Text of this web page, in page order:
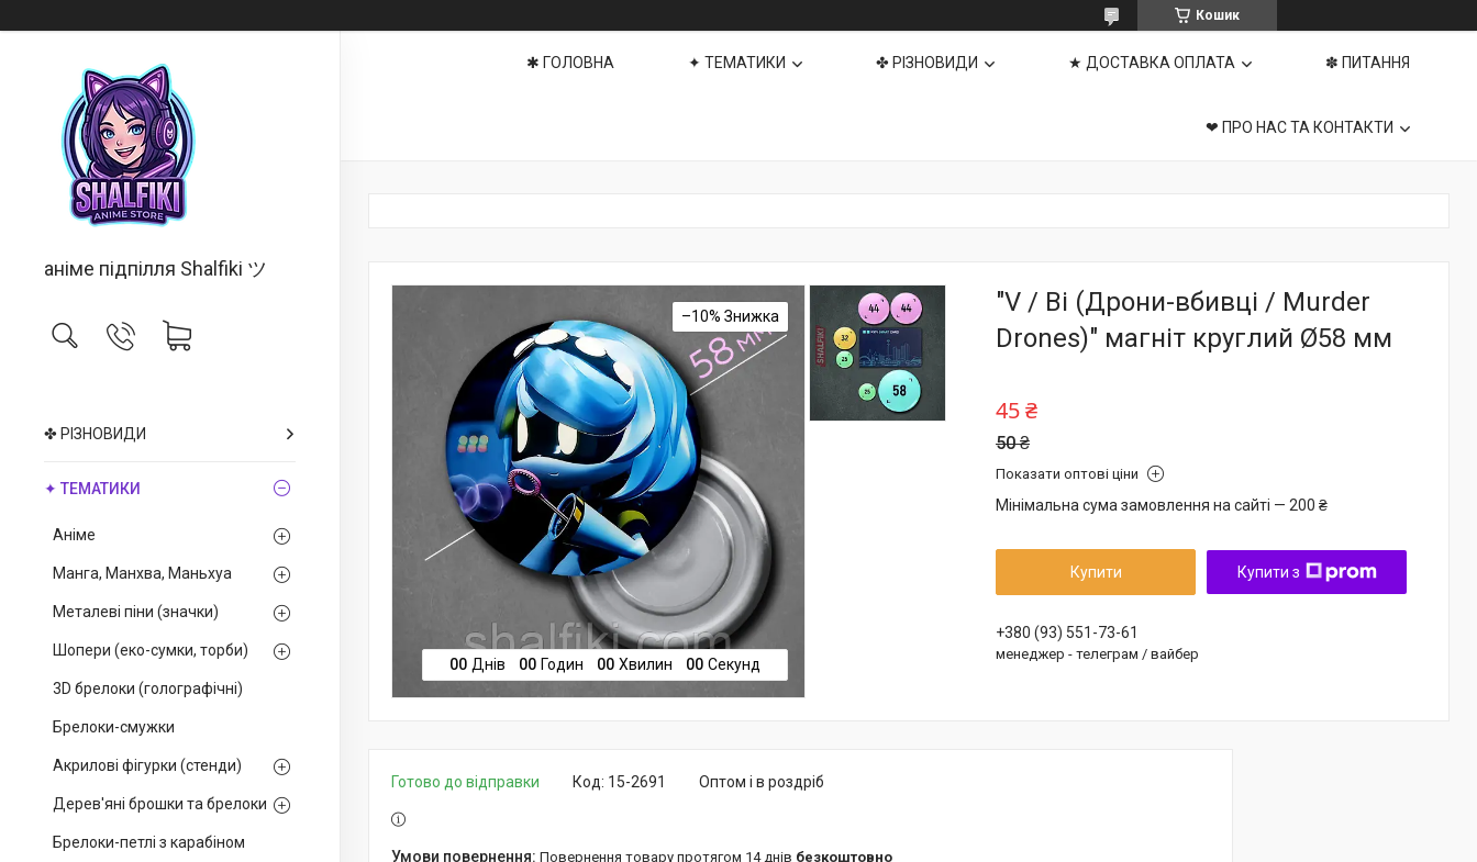
Кошик
аніме підпілля Shalfiki ツ
✤ РІЗНОВИДИ
✦ ТЕМАТИКИ
Аніме
Манга, Манхва, Маньхуа
Металеві піни (значки)
Шопери (еко-сумки, торби)
3D брелоки (голографічні)
Брелоки-смужки
Акрилові фігурки (стенди)
Дерев'яні брошки та брелоки
Брелоки-петлі з карабіном
✱ ГОЛОВНА ✦ ТЕМАТИКИ ✤ РІЗНОВИДИ ★ ДОСТАВКА ОПЛАТА ✽ ПИТАННЯ
❤ ПРО НАС ТА КОНТАКТИ
–10%
00 Днів 00 Годин 00 Хвилин 00 Секунд
"V / Ві (Дрони-вбивці / Murder
Drones)" магніт круглий Ø58 мм
50 ₴
45 ₴
Показати оптові ціни
Мінімальна сума замовлення на сайті — 200 ₴
Купити Купити з
+380 (93) 551-73-61
менеджер - телеграм / вайбер
Готово до відправки Оптом і в роздріб
Код: 15-2691
повернення товару протягом 14 днів безкоштовно